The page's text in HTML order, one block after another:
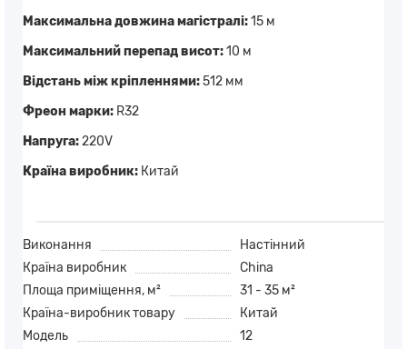
Максимальна довжина магістралі:15 м
Максимальний перепад висот:10 м
Відстань між кріпленнями:512 мм
Фреон марки: R32
Напруга:220V
Країна виробник: Китай
Виконання
Настінний
Країна виробник
China
Площа приміщення, м²
31 - 35 м²
Країна-виробник товару
Китай
Модель
12